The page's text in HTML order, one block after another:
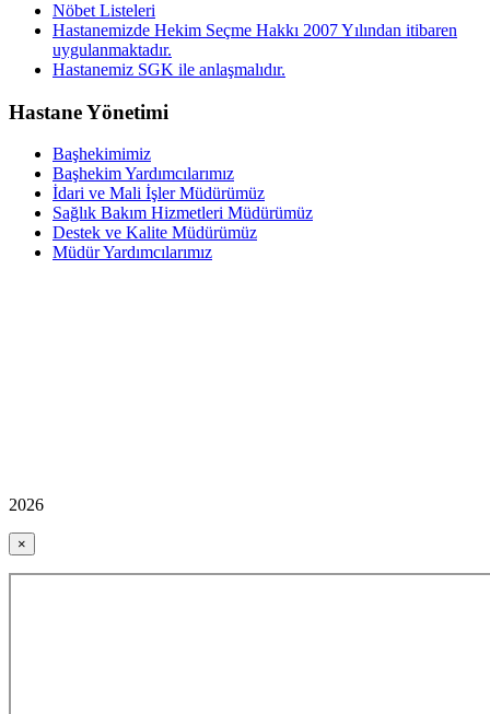
Nöbet Listeleri
Hastanemizde Hekim Seçme Hakkı 2007 Yılından itibaren
uygulanmaktadır.
Hastanemiz SGK ile anlaşmalıdır.
Hastane Yönetimi
Başhekimimiz
Başhekim Yardımcılarımız
İdari ve Mali İşler Müdürümüz
Sağlık Bakım Hizmetleri Müdürümüz
Destek ve Kalite Müdürümüz
Müdür Yardımcılarımız
2026
×